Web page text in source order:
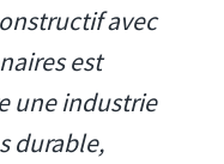
avec
est
une industrie
durable,